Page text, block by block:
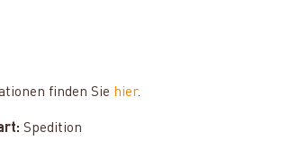
finden Sie hier.
Spedition